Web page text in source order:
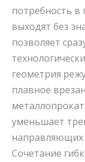
потребность в
выходят без
позволяет
геометрия
плавное
уменьшает
направляющих
Сочетание